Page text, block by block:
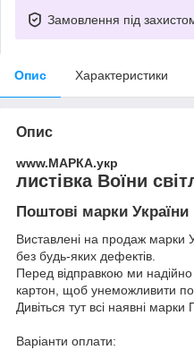
Замовлення під
Опис Характеристики
Опис
www.МАРКА.укр
листівка Воїни
Поштові марки України
Виставлені на продаж марки
без будь-яких дефектів.
Перед відправкою ми
картон, щоб унеможливити
Дивіться тут всі наявні марки
Варіанти оплати: